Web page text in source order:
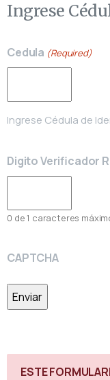
Ingrese
Cedula (Required)
Ingrese Cédula de
Digito Verificador
0 de 1 caracteres
CAPTCHA
ESTE